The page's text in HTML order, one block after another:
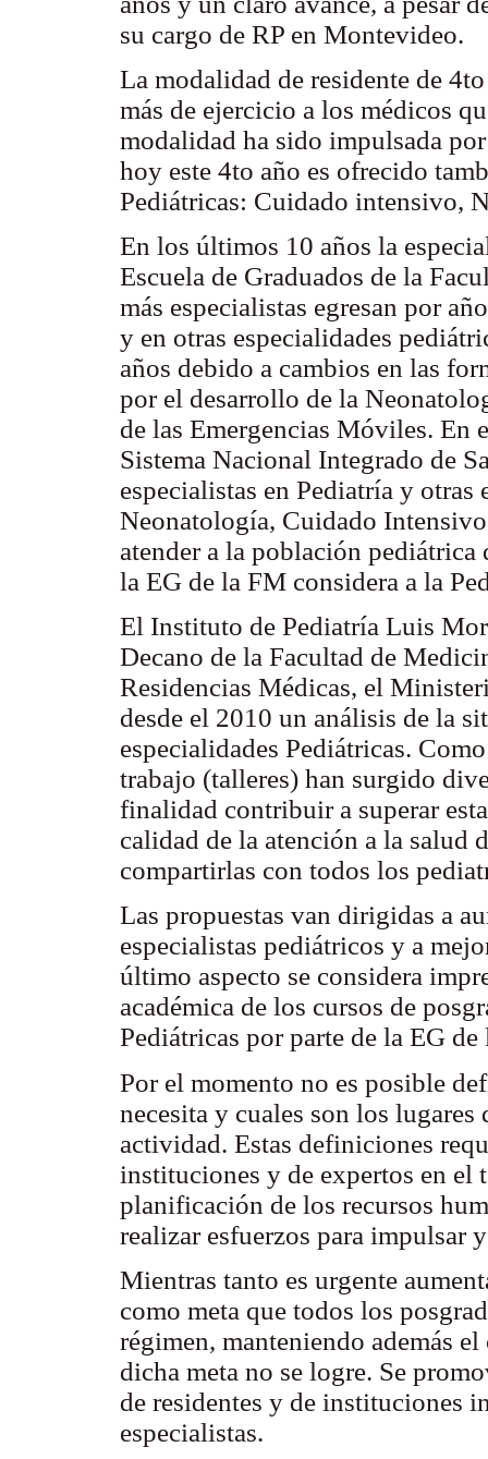
su cargo de RP en Montevideo.
La modalidad de residente de
más de ejercicio a los médicos
modalidad ha sido impulsada
hoy este 4to año es ofrecido
Pediátricas: Cuidado intensivo,
En los últimos 10 años la
Escuela de Graduados de la
más especialistas egresan por
y en otras especialidades
años debido a cambios en las
por el desarrollo de la
de las Emergencias Móviles. En
Sistema Nacional Integrado de
especialistas en Pediatría y
Neonatología, Cuidado
atender a la población pediátrica
la EG de la FM considera a la
El Instituto de Pediatría Luis
Decano de la Facultad de
Residencias Médicas, el
desde el 2010 un análisis de la
especialidades Pediátricas.
trabajo (talleres) han surgido
finalidad contribuir a superar
calidad de la atención a la salud
compartirlas con todos los
Las propuestas van dirigidas a
especialistas pediátricos y a
último aspecto se considera
académica de los cursos de
Pediátricas por parte de la EG
Por el momento no es posible
necesita y cuales son los
actividad. Estas definiciones
instituciones y de expertos en el
planificación de los recursos
realizar esfuerzos para impulsar
Mientras tanto es urgente
como meta que todos los
régimen, manteniendo además
dicha meta no se logre. Se
de residentes y de instituciones
especialistas.